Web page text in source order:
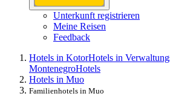
Unterkunft registrieren
Meine Reisen
Feedback
Hotels in KotorHotels in
MontenegroHotels
Hotels in Muo
Familienhotels in Muo